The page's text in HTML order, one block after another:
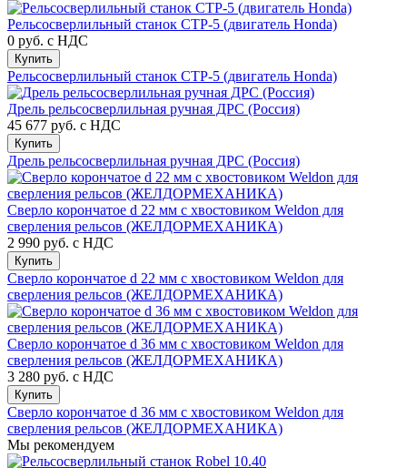
Рельсосверлильный станок СТР-5 (двигатель Honda)
0 руб. с НДС
Купить
Рельсосверлильный станок СТР-5 (двигатель Honda)
Дрель рельсосверлильная ручная ДРС (Россия)
45 677 руб. с НДС
Купить
Дрель рельсосверлильная ручная ДРС (Россия)
Сверло корончатое d 22 мм с хвостовиком Weldon для
сверления рельсов (ЖЕЛДОРМЕХАНИКА)
2 990 руб. с НДС
Купить
Сверло корончатое d 22 мм с хвостовиком Weldon для
сверления рельсов (ЖЕЛДОРМЕХАНИКА)
Сверло корончатое d 36 мм с хвостовиком Weldon для
сверления рельсов (ЖЕЛДОРМЕХАНИКА)
3 280 руб. с НДС
Купить
Сверло корончатое d 36 мм с хвостовиком Weldon для
сверления рельсов (ЖЕЛДОРМЕХАНИКА)
Мы рекомендуем